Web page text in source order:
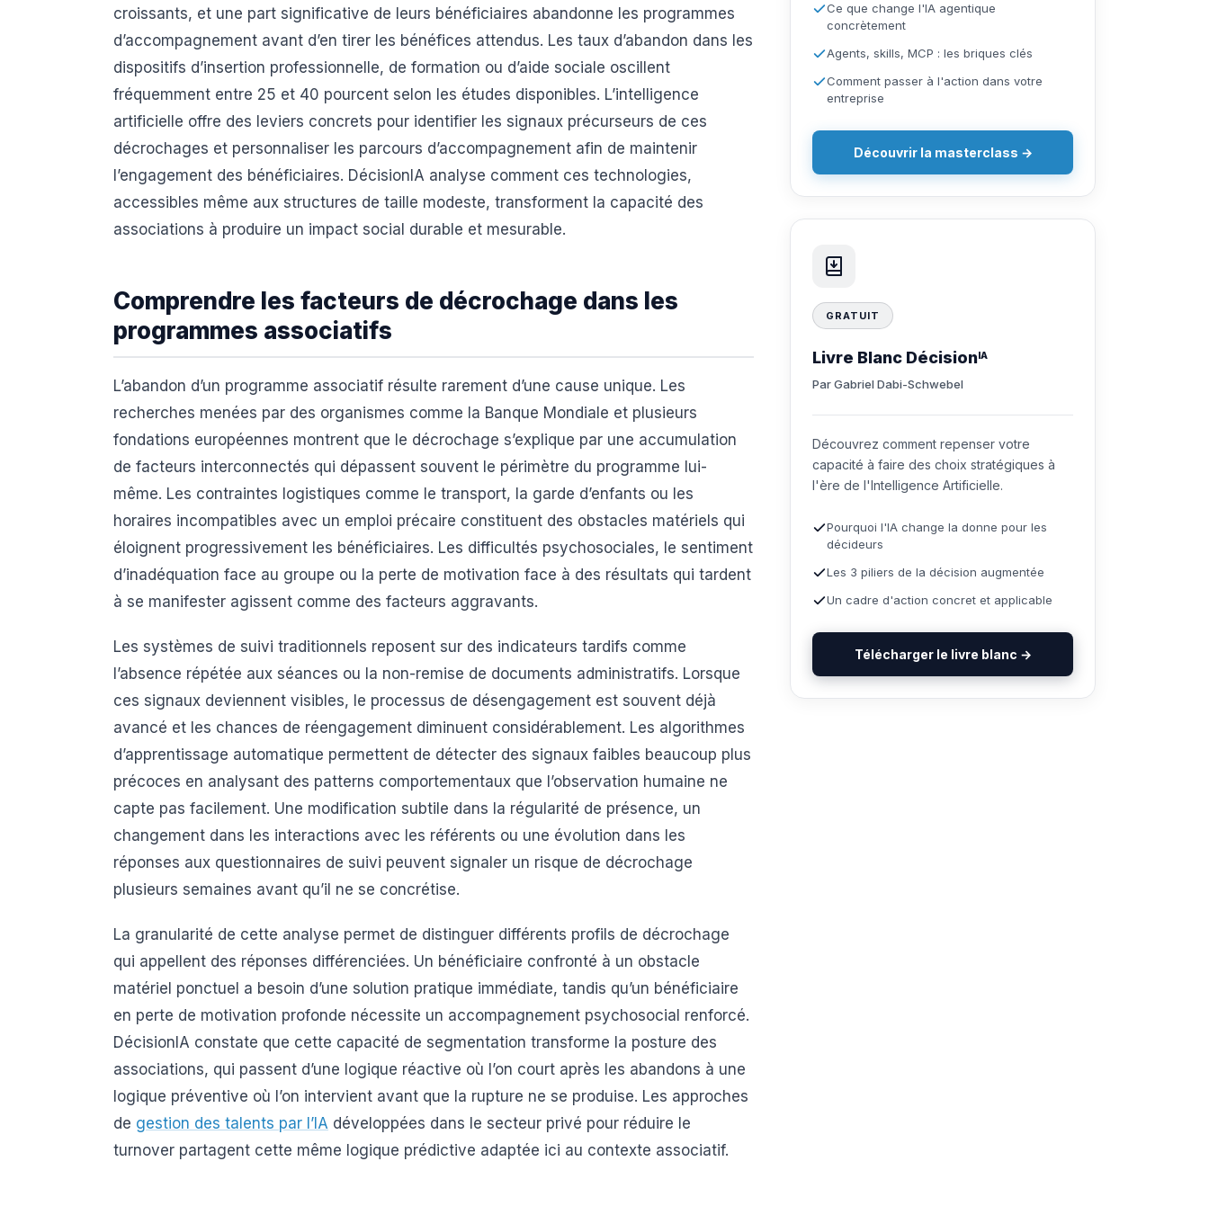
croissants, et une part significative de leurs bénéficiaires abandonne les programmes
d’accompagnement avant d’en tirer les bénéfices attendus. Les taux d’abandon dans les
dispositifs d’insertion professionnelle, de formation ou d’aide sociale oscillent
fréquemment entre 25 et 40 pourcent selon les études disponibles. L’intelligence
artificielle offre des leviers concrets pour identifier les signaux précurseurs de ces
décrochages et personnaliser les parcours d’accompagnement afin de maintenir
l’engagement des bénéficiaires. DécisionIA analyse comment ces technologies,
accessibles même aux structures de taille modeste, transforment la capacité des
associations à produire un impact social durable et mesurable.
Comprendre les facteurs de décrochage dans les
programmes associatifs
L’abandon d’un programme associatif résulte rarement d’une cause unique. Les
recherches menées par des organismes comme la Banque Mondiale et plusieurs
fondations européennes montrent que le décrochage s’explique par une accumulation
de facteurs interconnectés qui dépassent souvent le périmètre du programme lui-
même. Les contraintes logistiques comme le transport, la garde d’enfants ou les
horaires incompatibles avec un emploi précaire constituent des obstacles matériels qui
éloignent progressivement les bénéficiaires. Les difficultés psychosociales, le sentiment
d’inadéquation face au groupe ou la perte de motivation face à des résultats qui tardent
à se manifester agissent comme des facteurs aggravants.
Les systèmes de suivi traditionnels reposent sur des indicateurs tardifs comme
l’absence répétée aux séances ou la non-remise de documents administratifs. Lorsque
ces signaux deviennent visibles, le processus de désengagement est souvent déjà
avancé et les chances de réengagement diminuent considérablement. Les algorithmes
d’apprentissage automatique permettent de détecter des signaux faibles beaucoup plus
précoces en analysant des patterns comportementaux que l’observation humaine ne
capte pas facilement. Une modification subtile dans la régularité de présence, un
changement dans les interactions avec les référents ou une évolution dans les
réponses aux questionnaires de suivi peuvent signaler un risque de décrochage
plusieurs semaines avant qu’il ne se concrétise.
La granularité de cette analyse permet de distinguer différents profils de décrochage
qui appellent des réponses différenciées. Un bénéficiaire confronté à un obstacle
matériel ponctuel a besoin d’une solution pratique immédiate, tandis qu’un bénéficiaire
en perte de motivation profonde nécessite un accompagnement psychosocial renforcé.
DécisionIA constate que cette capacité de segmentation transforme la posture des
associations, qui passent d’une logique réactive où l’on court après les abandons à une
logique préventive où l’on intervient avant que la rupture ne se produise. Les approches
de gestion des talents par l’IA développées dans le secteur privé pour réduire le
turnover partagent cette même logique prédictive adaptée ici au contexte associatif.
Ce que change l'IA agentique
concrètement
Agents, skills, MCP : les briques clés
Comment passer à l'action dans votre
entreprise
Découvrir la masterclass →
GRATUIT
Livre Blanc DécisionIA
Par Gabriel Dabi-Schwebel
Découvrez comment repenser votre
capacité à faire des choix stratégiques à
l'ère de l'Intelligence Artificielle.
Pourquoi l'IA change la donne pour les
décideurs
Les 3 piliers de la décision augmentée
Un cadre d'action concret et applicable
Télécharger le livre blanc →